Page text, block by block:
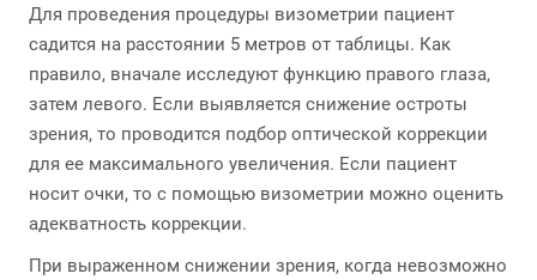
Для проведения процедуры визометрии пациент
садится на расстоянии 5 метров от таблицы. Как
правило, вначале исследуют функцию правого глаза,
затем левого. Если выявляется снижение остроты
зрения, то проводится подбор оптической коррекции
для ее максимального увеличения. Если пациент
носит очки, то с помощью визометрии можно оценить
адекватность коррекции.
При выраженном снижении зрения, когда невозможно